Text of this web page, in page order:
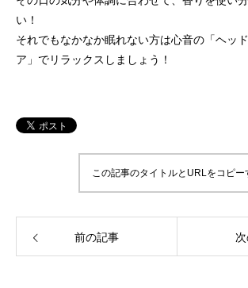
い！
それでもなかなか眠れない方は心音の「ヘッ
ア」でリラックスしましょう！
この記事のタイトルとURLをコピー
前の記事